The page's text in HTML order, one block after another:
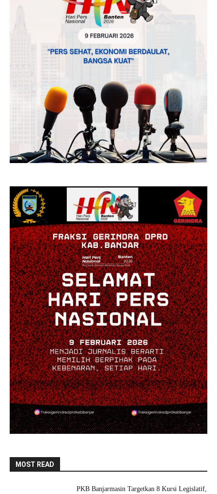
MOST READ
PKB Banjarmasin Targetkan 8 Kursi Legislatif,